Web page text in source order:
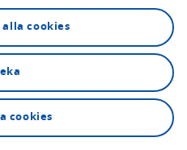
FAQs
cookies
cookies